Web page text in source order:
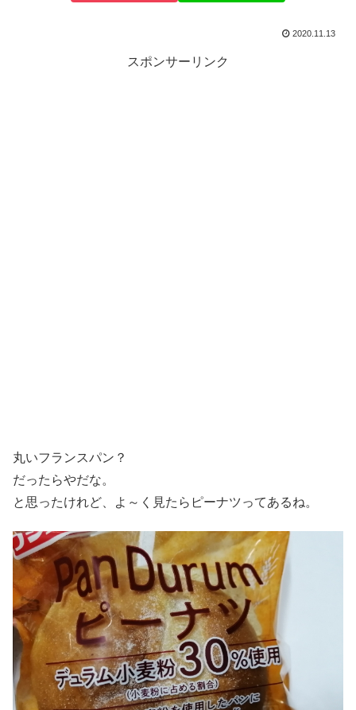
2020.11.13
スポンサーリンク
丸いフランスパン？
だったらやだな。
と思ったけれど、よ～く見たらピーナツってあるね。